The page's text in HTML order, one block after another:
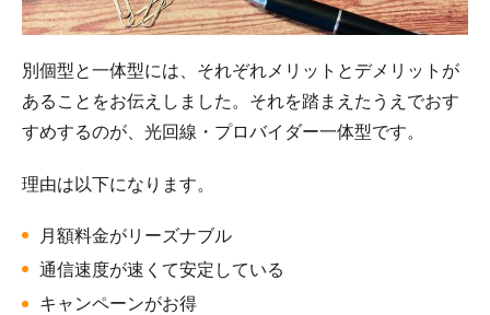
別個型と一体型には、それぞれメリットとデメリットが
あることをお伝えしました。それを踏まえたうえでおす
すめするのが、光回線・プロバイダー一体型です。
理由は以下になります。
月額料金がリーズナブル
通信速度が速くて安定している
キャンペーンがお得